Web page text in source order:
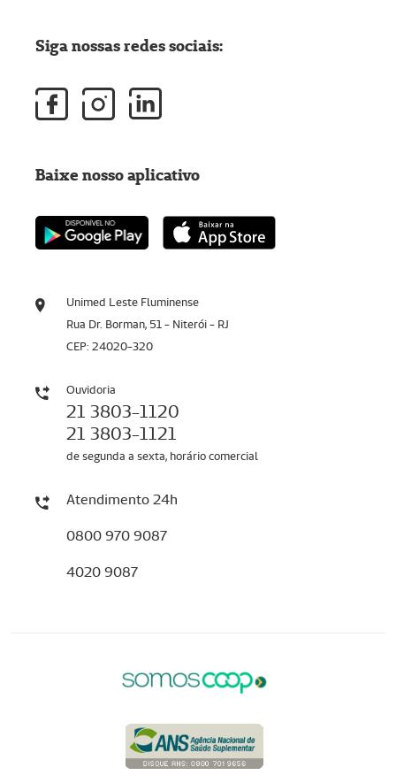
Unimed Leste Fluminense
Rua Dr. Borman, 51 - Niterói - RJ
CEP: 24020-320
Ouvidoria
21 3803-1120
21 3803-1121
de segunda a sexta, horário comercial
Atendimento 24h
0800 970 9087
4020 9087
Siga nossas redes sociais:
Baixe nosso aplicativo